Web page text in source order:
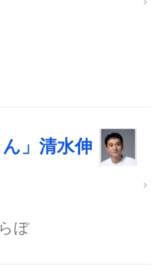
ん」清水伸
ぼ